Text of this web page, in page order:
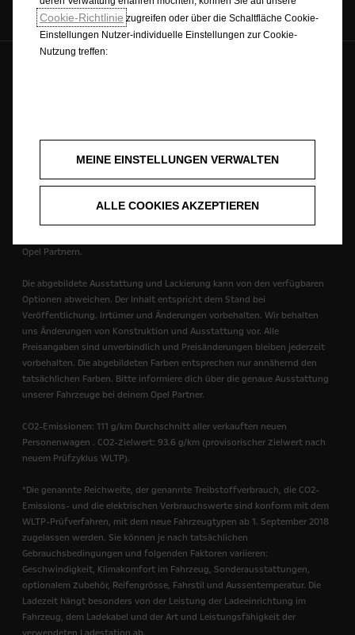
Opel auf
Datenschutzrichtlinie
WLTP | Neue Verbrauchswerte
Opel Partnern.
Die abgebildete Ausstattung und Lackierung kann von den verfügbaren
Optionen abweichen. Der Inhalt entspricht dem Stand bei
Veröffentlichung. Irrtümer und Änderungen vorbehalten. Wir behalten
uns Änderungen von Konstruktion und Ausstattung vor. Alle
Preisangaben sind unverbindlich und Preisänderungen bleiben jederzeit
vorbehalten. Die abgebildeten Farben entsprechen nur annähernd den
tatsächlichen Farben. Bitte informiere dich über die genaue Ausstattung
unserer Fahrzeuge bei deinem Opel Partner.
CO2-Emissionen: 111 g/km Durchschnitt aller verkauften neuen
Personenwagen . CO2-Zielwert: 93.6 g/km (provisorischer Zielwert nach
neuem Prüfzyklus WLTP).
*Die genannte Reichweite, der genannte Treibstoffverbrauch, die CO2-
Emissions- und die elektrischen Verbrauchswerte sind konform mit dem
WLTP-Prüfverfahren, mit dem neue Fahrzeugtypen ab 1. September 2018
zugelassen werden. Sie können je nach tatsächlichen
Gebrauchsbedingungen und folgenden Faktoren variieren:
Geschwindigkeit, Klimakomfort im Fahrzeug, Sonderausstattungen,
optionalem Zubehör, Reifengrösse, Fahrstil und Aussentemperatur. Die
Ladezeit hängt besonders von der Leistung der Ladeeinrichtung im
Fahrzeug, dem Ladekabel und der Art und Leistungsfähigkeit der
Cookie-Richtlinie zugreifen oder über die Schaltfläche Cookie-
Einstellungen Nutzer-individuelle Einstellungen zur Cookie-
Nutzung treffen:
MEINE EINSTELLUNGEN VERWALTEN
ALLE COOKIES AKZEPTIEREN